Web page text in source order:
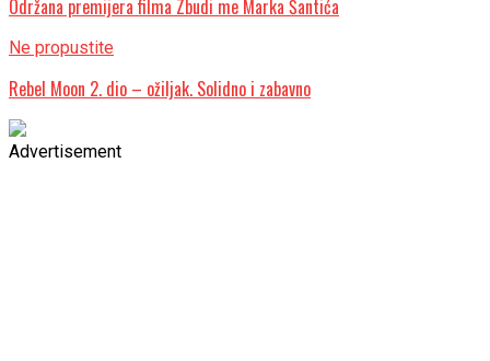
Održana premijera filma Zbudi me Marka Šantića
Ne propustite
Rebel Moon 2. dio – ožiljak. Solidno i zabavno
Advertisement